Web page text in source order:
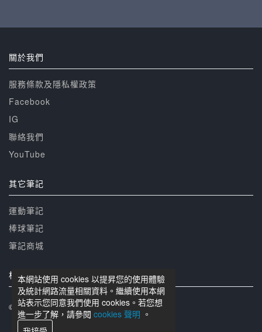
本網站使用 cookies 以提昇您的使用體驗
及統計網路流量相關資料。繼續使用本網
站表示您同意我們使用 cookies。若您想
進一步了解，請參閱 cookies 聲明 。
關於我們
服務條款及隱私權政策
Facebook
IG
聯絡我們
YouTube
其它筆記
運動筆記
棒球筆記
筆記商城
相關網站
© 籃球筆記 版權所有